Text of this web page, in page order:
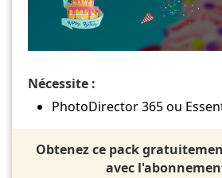
Nécessite :
PhotoDirector 365 ou
Obtenez ce pack
avec